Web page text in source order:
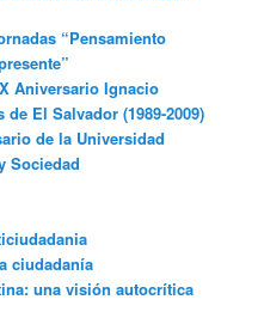
“Pensamiento
Aniversario Ignacio
El Salvador (1989-2009)
de la Universidad
Sociedad
ciudadanía
una visión autocrítica